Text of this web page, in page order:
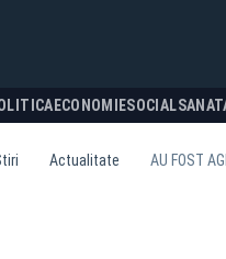
ECONOMIESOCIAL
Actualitate AU FOST